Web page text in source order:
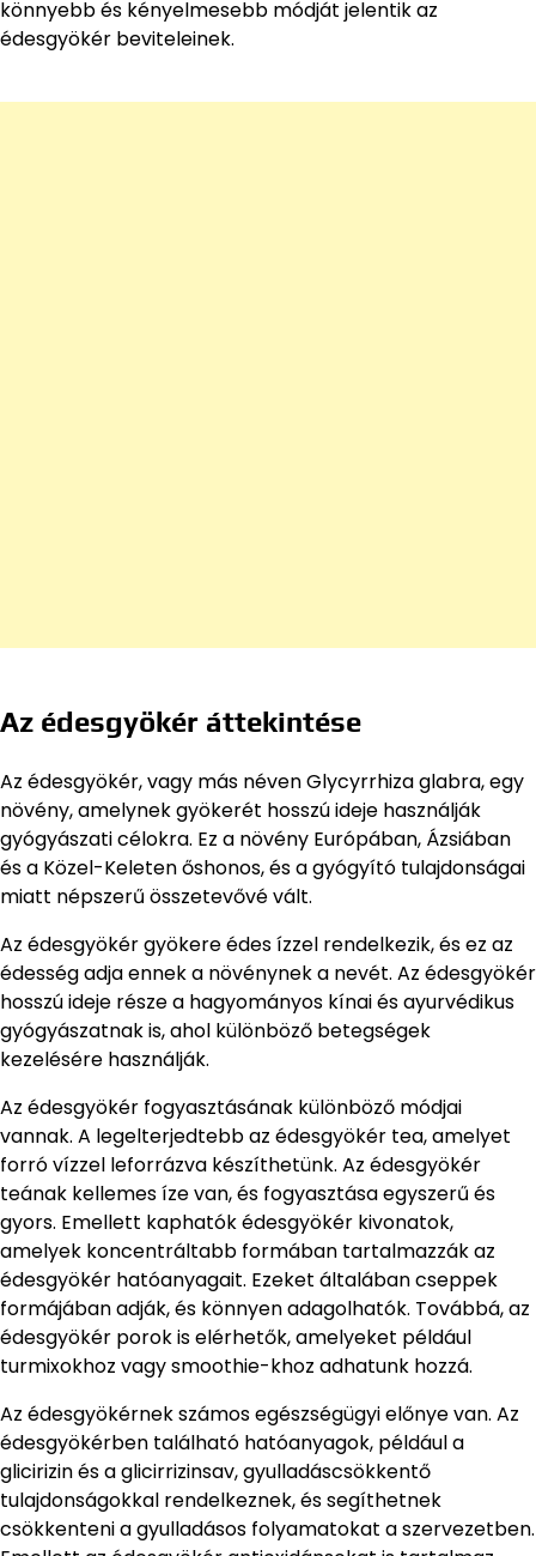
könnyebb és kényelmesebb módját jelentik az
édesgyökér beviteleinek.
Az édesgyökér áttekintése
Az édesgyökér, vagy más néven Glycyrrhiza glabra, egy
növény, amelynek gyökerét hosszú ideje használják
gyógyászati célokra. Ez a növény Európában, Ázsiában
és a Közel-Keleten őshonos, és a gyógyító tulajdonságai
miatt népszerű összetevővé vált.
Az édesgyökér gyökere édes ízzel rendelkezik, és ez az
édesség adja ennek a növénynek a nevét. Az édesgyökér
hosszú ideje része a hagyományos kínai és ayurvédikus
gyógyászatnak is, ahol különböző betegségek
kezelésére használják.
Az édesgyökér fogyasztásának különböző módjai
vannak. A legelterjedtebb az édesgyökér tea, amelyet
forró vízzel leforrázva készíthetünk. Az édesgyökér
teának kellemes íze van, és fogyasztása egyszerű és
gyors. Emellett kaphatók édesgyökér kivonatok,
amelyek koncentráltabb formában tartalmazzák az
édesgyökér hatóanyagait. Ezeket általában cseppek
formájában adják, és könnyen adagolhatók. Továbbá, az
édesgyökér porok is elérhetők, amelyeket például
turmixokhoz vagy smoothie-khoz adhatunk hozzá.
Az édesgyökérnek számos egészségügyi előnye van. Az
édesgyökérben található hatóanyagok, például a
glicirizin és a glicirrizinsav, gyulladáscsökkentő
tulajdonságokkal rendelkeznek, és segíthetnek
csökkenteni a gyulladásos folyamatokat a szervezetben.